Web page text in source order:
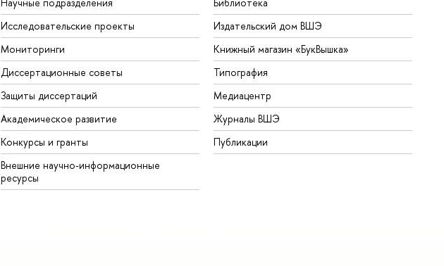
Исследовательские проекты
Мониторинги
Диссертационные советы
Защиты диссертаций
Академическое развитие
Конкурсы и гранты
Внешние научно-информационные
ресурсы
Издательский дом ВШЭ
Книжный магазин «БукВышка»
Типография
Медиацентр
Журналы ВШЭ
Публикации